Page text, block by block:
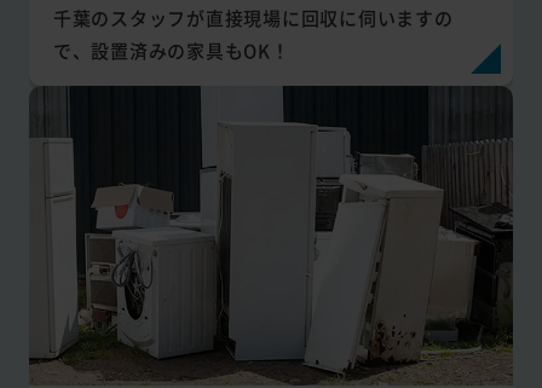
千葉のスタッフが直接現場に回収に伺いますの
で、設置済みの家具もOK！